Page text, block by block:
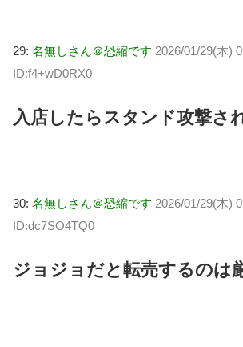
29: 名無しさん＠恐縮です 2026/01/29(木)
ID:f4+wD0RX0
入店したらスタンド攻撃さ
30: 名無しさん＠恐縮です 2026/01/29(木)
ID:dc7SO4TQ0
ジョジョだと転売するのは